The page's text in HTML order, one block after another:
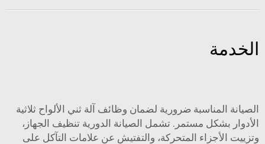
الخدمة
الصيانة المناسبة ضرورية لضمان وظائف آلة ثني الألواح ثلاثية
الأدوار بشكل مستمر. تشمل الصيانة الدورية تنظيف الجهاز،
وتزييت الأجزاء المتحركة، والتفتيش عن علامات التآكل على